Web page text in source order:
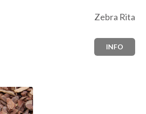
Zebra Rita
INFO